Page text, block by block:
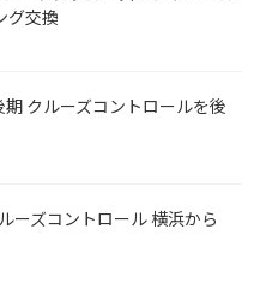
グ交換
クルーズコントロールを後
ーズコントロール 横浜から